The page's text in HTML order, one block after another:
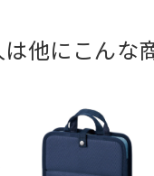
他にこんな